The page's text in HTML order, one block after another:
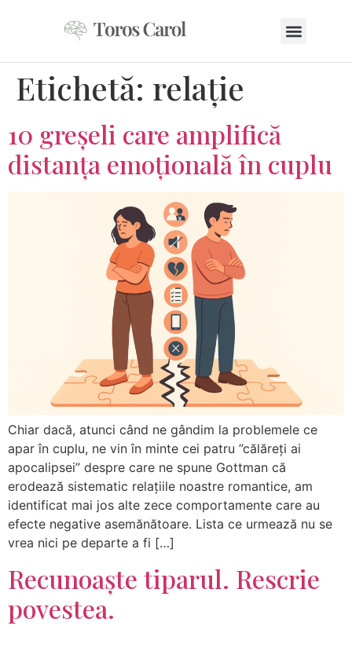
Etichetă: relație
10 greșeli care amplifică
distanța emoțională în cuplu
Chiar dacă, atunci când ne gândim la problemele ce
apar în cuplu, ne vin în minte cei patru ”călăreți ai
apocalipsei” despre care ne spune Gottman că
erodează sistematic relațiile noastre romantice, am
identificat mai jos alte zece comportamente care au
efecte negative asemănătoare. Lista ce urmează nu se
vrea nici pe departe a fi […]
Recunoaște tiparul. Rescrie
povestea.